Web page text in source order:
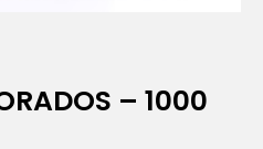
– 1000